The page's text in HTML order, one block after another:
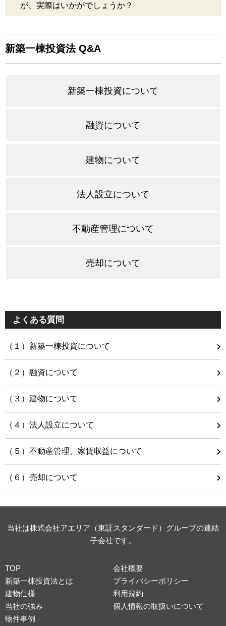
が、実際はいかがでしょうか？
新築一棟投資法 Q&A
新築一棟投資について
融資について
建物について
法人設立について
不動産管理について
売却について
よくある質問
（１）新築一棟投資について
（２）融資について
（３）建物について
（４）法人設立について
（５）不動産管理、家賃収益について
（６）売却について
当社は株式会社アエリア（東証スタンダード）グループの連結
子会社です。
TOP
新築一棟投資法とは
建物仕様
当社の強み
物件事例
会社概要
プライバシーポリシー
利用規約
個人情報の取扱いについて